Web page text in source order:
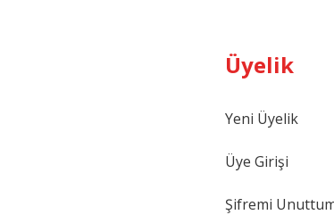
Üyelik
Yeni Üyelik
Üye Girişi
Şifremi